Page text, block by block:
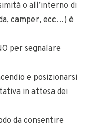
o all’interno di
camper, ecc…) è
per segnalare
e posizionarsi
in attesa dei
da consentire